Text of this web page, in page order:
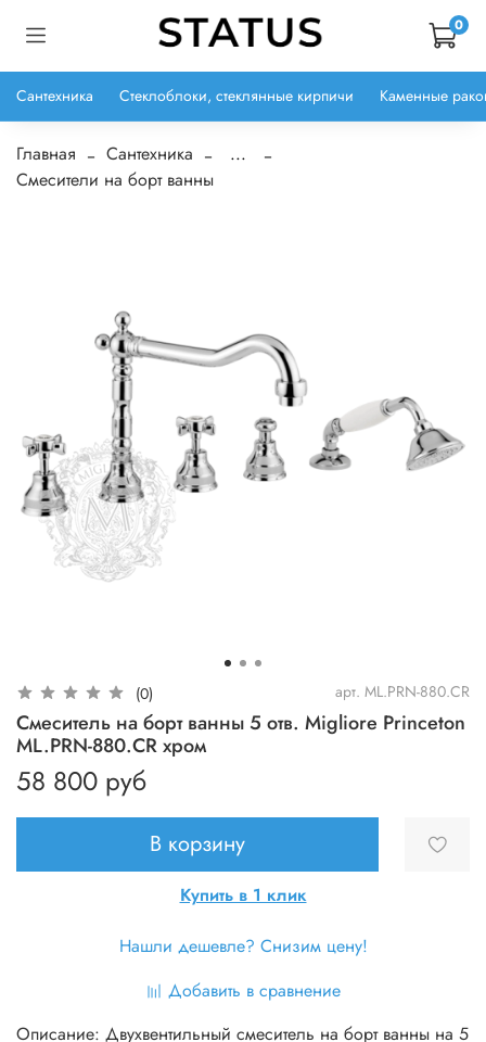
0
Сантехника Стеклоблоки, стеклянные кирпичи Каменные
Главная Сантехника
...
Смесители на борт ванны
(0) арт. ML.PRN-880.CR
Смеситель на борт ванны 5 отв. Migliore Princeton
ML.PRN-880.CR хром
58 800 руб
В корзину
Купить в 1 клик
Нашли дешевле? Снизим цену!
Добавить в сравнение
Описание: Двухвентильный смеситель на борт ванны на 5